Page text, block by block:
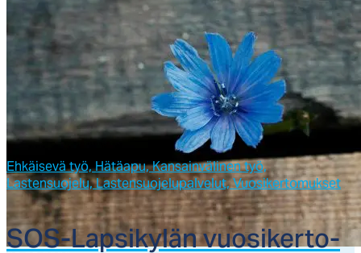
Ehkäisevä työ,Hätäapu,Kansainvälinen työ,
Lastensuojelu,Lastensuojelupalvelut,Vuosikertomukset
SOS-Lap­si­ky­län vuo­si­ker­to­